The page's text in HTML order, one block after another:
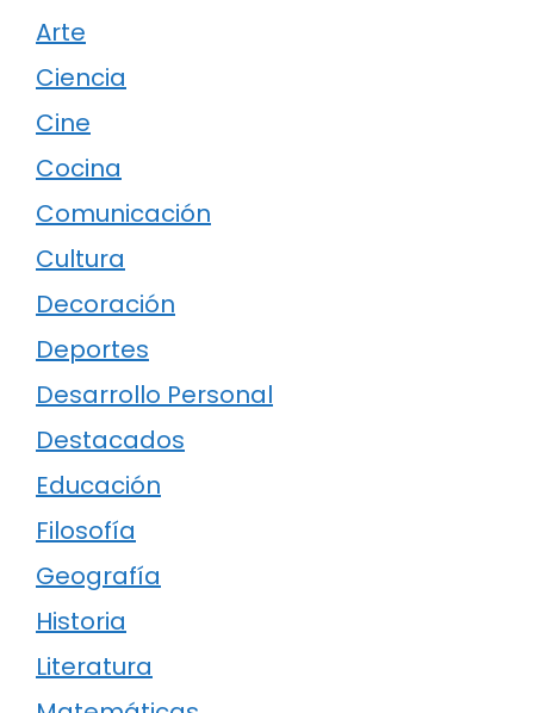
Arte
Ciencia
Cine
Cocina
Comunicación
Cultura
Decoración
Deportes
Desarrollo Personal
Destacados
Educación
Filosofía
Geografía
Historia
Literatura